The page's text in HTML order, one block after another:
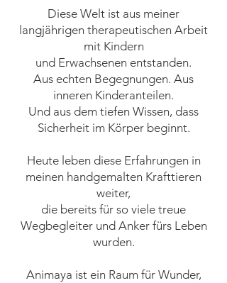
Diese Welt ist aus meiner
langjährigen therapeutischen Arbeit
mit Kindern
und Erwachsenen entstanden.
Aus echten Begegnungen. Aus
inneren Kinderanteilen.
Und aus dem tiefen Wissen, dass
Sicherheit im Körper beginnt.
Heute leben diese Erfahrungen in
meinen handgemalten Krafttieren
weiter,
die bereits für so viele treue
Wegbegleiter und Anker fürs Leben
wurden.
Animaya ist ein Raum für Wunder,